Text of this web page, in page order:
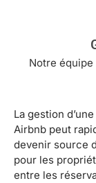
Notre
La gestion
Airbnb peut
devenir source
pour les
entre les
in/check-
propriétaires
se soucier du
professionnel,
fourniture et de